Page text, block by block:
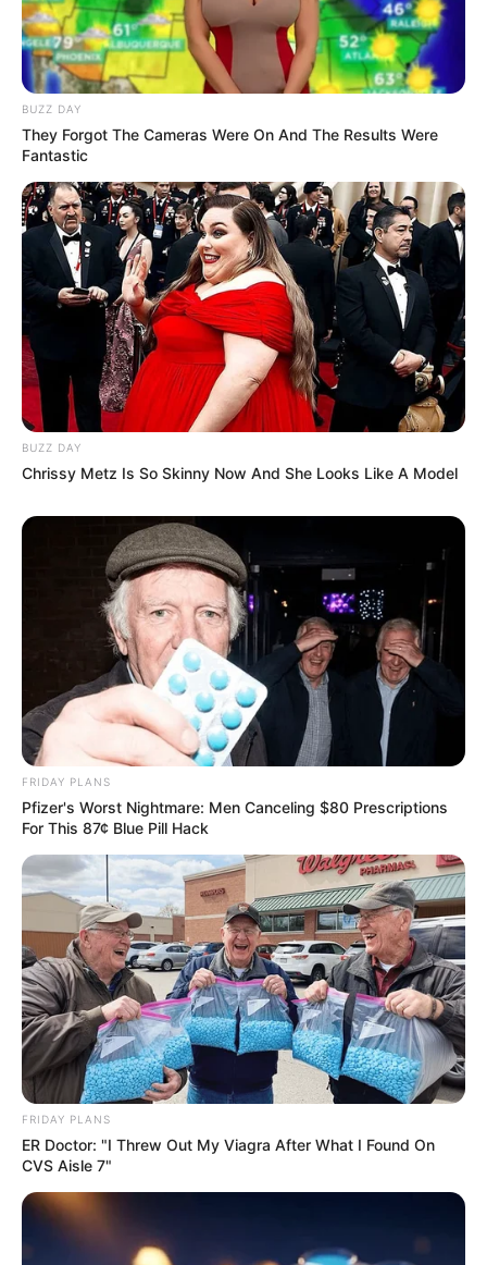
สีมงคล
แจกตาราง สีมงคลตามราศี 2569 ประจำ
เดือนสิงหาคม โดย อ.รักษ์ เลขเด็ด
ดูดวงรายเดือน ดูเพิ่มเติม
ดูดวงรายเดือน
รักษ์เลขเด็ด เช็ก ดวงสิงหาคม 2569
ดูดวงรายเดือน
ให้หินนำโชค ให้นกนำทาง เช็กดวง
สิงหาคม 2569 โดย อ.นก กุลภัสสรณ์
ดูดวงรายเดือน
อ.รักษ์ เลขเด็ด ชวนเช็ก ดวงกรกฎาคม
2569 (ช่วงวันที่ 16 – 31 ก.ค. 69)
MThai เชื่อในสิ่งที่ทำ ทำในสิ่งที่เชื่อ
เว็บไซต์นี้ใช้คุกกี้
เพื่อการนำเสนอเนื้อหาที่ดี รวมถึงการจัดการข้อมูลส่วนบุคคล เพื่อให้คุณได้รับ
ประสบการณ์ที่ดีบนบริการของเว็บไซต์เรา หากคุณใช้บริการเว็บไซต์นี้ต่อไปโดย
บุคคลของเรา
ยอมรับ เรียนรู้เพิ่มเติม
BUZZ DAY
They Forgot The Cameras Were On And The Results Were
Fantastic
BUZZ DAY
Chrissy Metz Is So Skinny Now And She Looks Like A Model
FRIDAY PLANS
Pfizer's Worst Nightmare: Men Canceling $80 Prescriptions
For This 87¢ Blue Pill Hack
FRIDAY PLANS
ER Doctor: "I Threw Out My Viagra After What I Found On
CVS Aisle 7"